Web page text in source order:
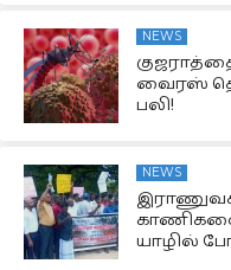
NEWS
வைரஸ்
பலி!
NEWS
காணிகளை
யாழில்